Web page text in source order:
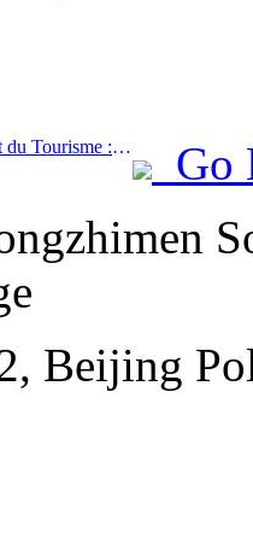
Prev:Ministère de la Culture et du Tourisme : Lancement de 22 activités thématiques réparties dans 7 grandes régions
Go
Beijing